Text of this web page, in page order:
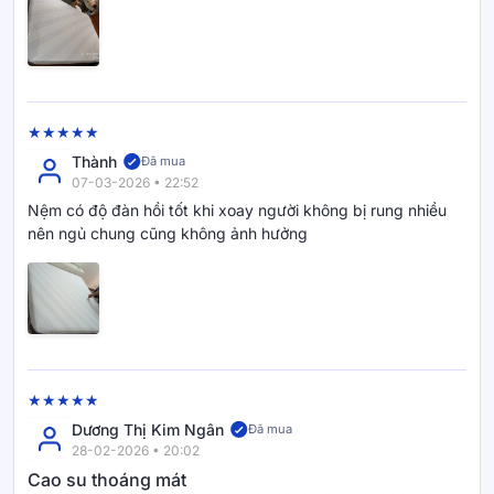
Dễ dàng vệ sinh và vận chuyển
dàng tháo rời để vệ sinh định kỳ. Ngoài ra, nệm
được hút chân không và cuộn gọn khi vận chuyển,
thuận tiện khi di chuyển hoặc lắp đặt trong nhiều
không gian sống khác nhau.
Lý do nên chọn Goodnight
Goodnight là thương hiệu home bedding tiên phong
dành cho thế hệ trẻ Việt Nam, luôn theo đuổi tinh
Thành Đã mua
07-03-2026 • 22:52
Nệm có độ đàn hồi tốt khi xoay người không bị rung nhiều
nên ngủ chung cũng không ảnh hưởng
Dương Thị Kim Ngân Đã mua
28-02-2026 • 20:02
Cao su thoáng mát